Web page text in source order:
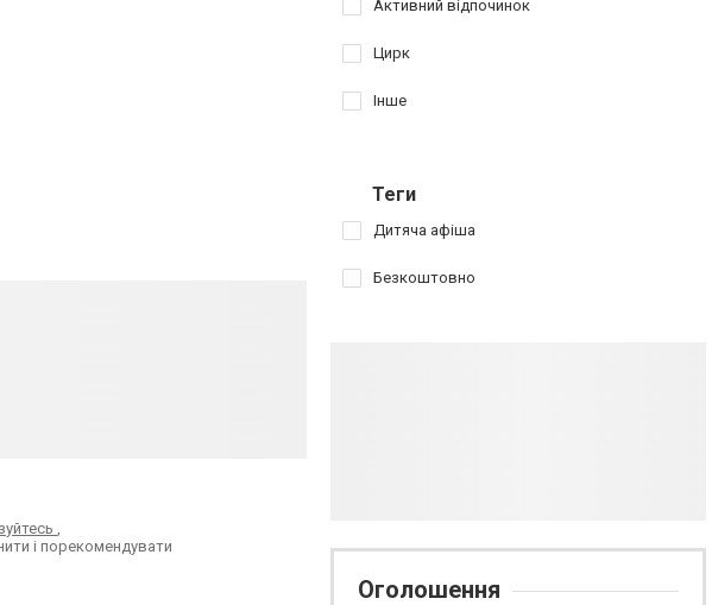
і порекомендувати
Активний відпочинок
Цирк
Інше
Теги
Дитяча афіша
Безкоштовно
Оголошення